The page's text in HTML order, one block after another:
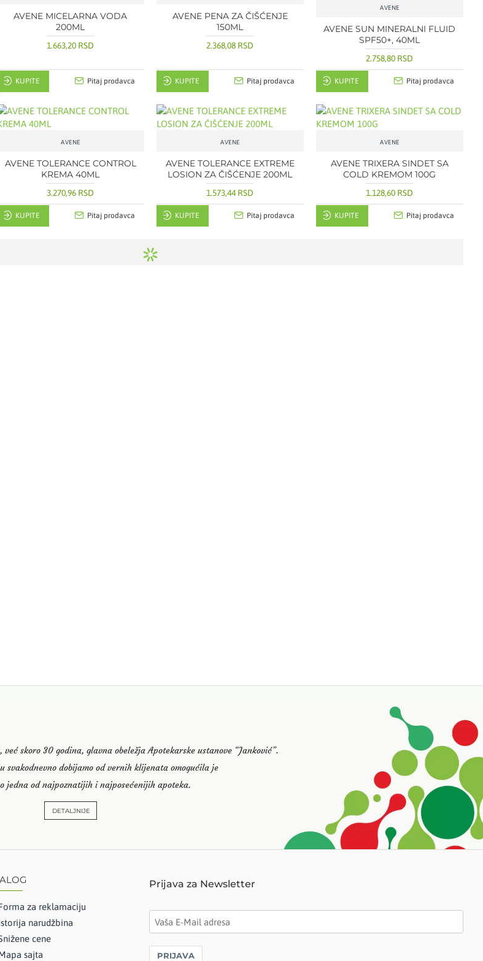
AVENE MICELARNA VODA
200ML
1.663,20 RSD
KUPITE Pitaj prodavca
AVENE PENA ZA ČIŠĆENJE
150ML
2.368,08 RSD
KUPITE Pitaj prodavca
AVENE
AVENE SUN MINERALNI FLUID
SPF50+, 40ML
2.758,80 RSD
KUPITE Pitaj prodavca
AVENE
AVENE TOLERANCE CONTROL
KREMA 40ML
3.270,96 RSD
KUPITE Pitaj prodavca
AVENE
AVENE TOLERANCE EXTREME
LOSION ZA ČIŠĆENJE 200ML
1.573,44 RSD
KUPITE Pitaj prodavca
AVENE
AVENE TRIXERA SINDET SA
COLD KREMOM 100G
1.128,60 RSD
KUPITE Pitaj prodavca
skoro 30 godina, glavna obeležja Apotekarske ustanove “Janković”.
svakodnevno dobijamo od vernih klijenata omogućila je
jedna od najpoznatijih i najposećenijih apoteka.
DETALJNIJE
za reklamaciju
narudžbina
cene
sajta
Prijava za Newsletter
PRIJAVA